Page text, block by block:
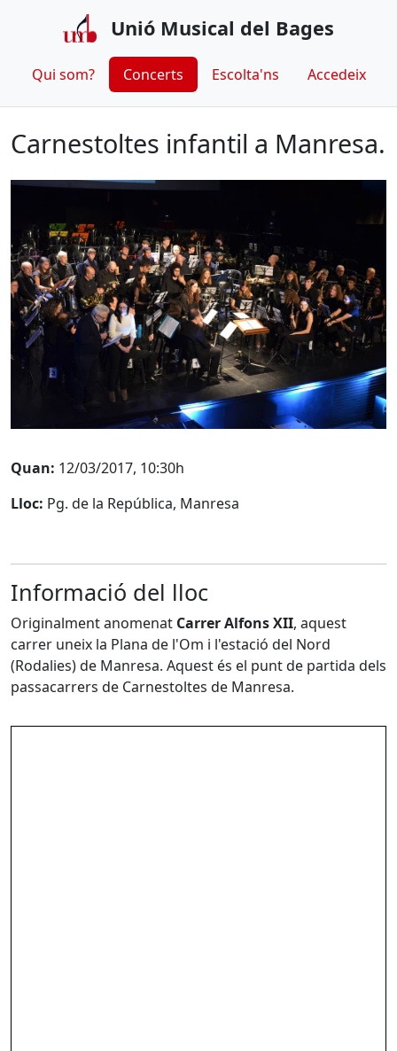
Unió Musical del Bages
Qui som? Concerts Escolta'ns Accedeix
Carnestoltes infantil a Manresa.
Quan: 12/03/2017, 10:30h
Lloc: Pg. de la República, Manresa
Informació del lloc
Originalment anomenat Carrer Alfons XII, aquest
carrer uneix la Plana de l'Om i l'estació del Nord
(Rodalies) de Manresa. Aquest és el punt de partida dels
passacarrers de Carnestoltes de Manresa.